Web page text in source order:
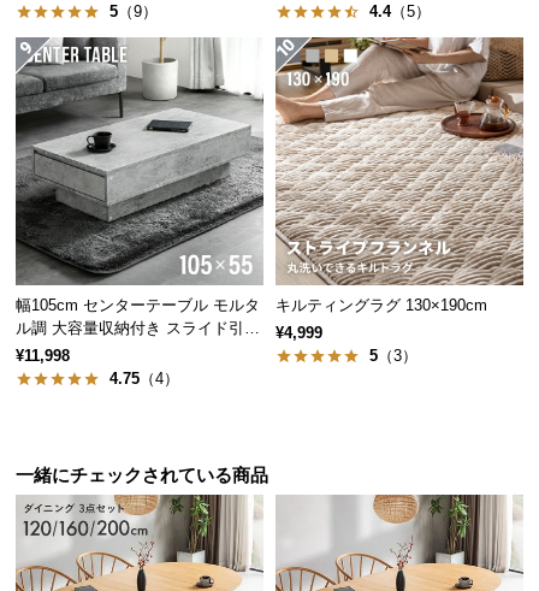
5 （9）
4.4（5）
幅105cm センターテーブル モルタ
ル調 大容量収納付き スライド引き
出し2杯
¥11,998
4.75 （4）
キルティングラグ 130×190cm
¥4,999
5 （3）
一緒にチェックされている商品